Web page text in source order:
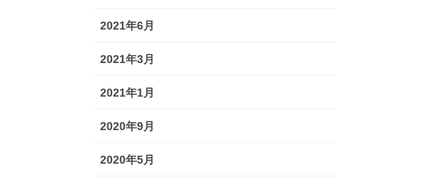
2021年6月
2021年3月
2021年1月
2020年9月
2020年5月